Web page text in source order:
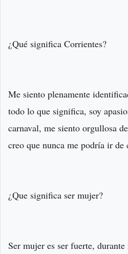
¿Qué significa Corrientes?
Me siento plenamente
todo lo que significa, soy
carnaval, me siento orgullosa
creo que nunca me podría ir de
¿Que significa ser mujer?
Ser mujer es ser fuerte,